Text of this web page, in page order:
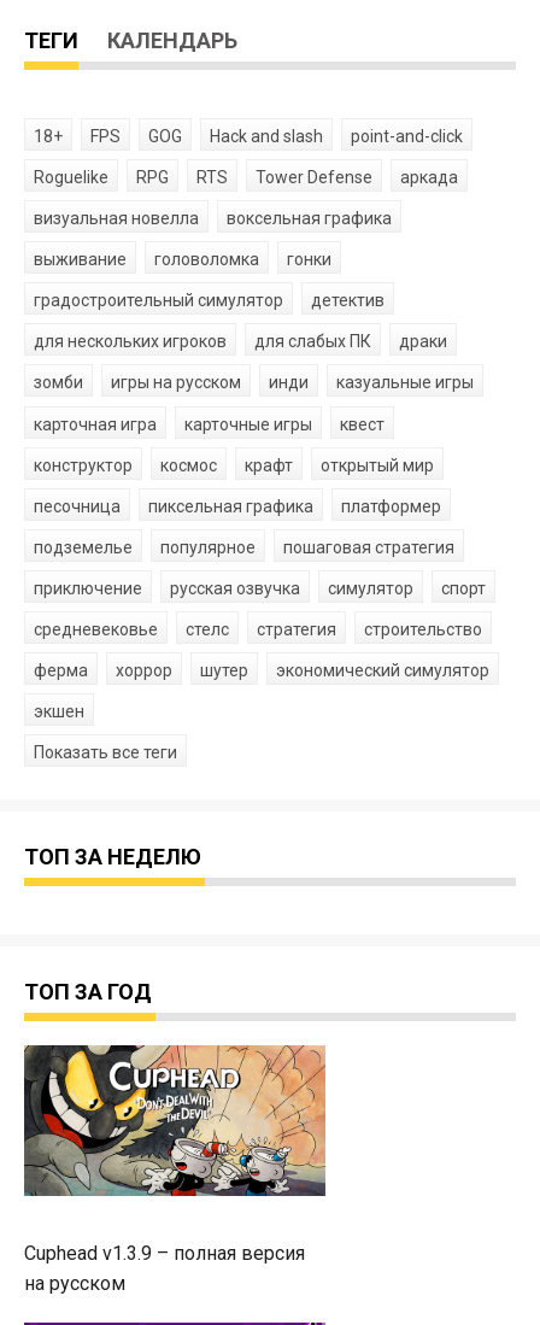
ТЕГИ КАЛЕНДАРЬ
18+ FPS GOG Hack and slash point-and-click
Roguelike RPG RTS Tower Defense аркада
визуальная новелла воксельная графика
выживание головоломка гонки
градостроительный симулятор детектив
для нескольких игроков для слабых ПК драки
зомби игры на русском инди казуальные игры
карточная игра карточные игры квест
конструктор космос крафт открытый мир
песочница пиксельная графика платформер
подземелье популярное пошаговая стратегия
приключение русская озвучка симулятор спорт
средневековье стелс стратегия строительство
ферма хоррор шутер экономический симулятор
экшен
Показать все теги
ТОП ЗА НЕДЕЛЮ
ТОП ЗА ГОД
Cuphead v1.3.9 – полная версия
на русском